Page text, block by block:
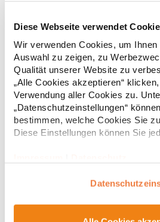
Diese Webseite verwendet
Wir verwenden Cookies, um
Auswahl zu zeigen, zu
Qualität unserer Website zu
„Alle Cookies akzeptieren“
Verwendung aller Cookies zu.
„Datenschutzeinstellungen“
bestimmen, welche Cookies Sie
Diese Einstellungen können Sie
Tailliertes Kurzarm-Poloshirt für
Baumwolle Kragen und Ärmelbündchen aus 1x1-Rippe
Knopfleiste mit zwei Knöpfen Verstärkte Nahtabdeckung am
Kragen Seitenschlitze am Saum Herausreißbares
LabelPfegehinweis: 40 °C
210 g/m²Materialzusammensetzung:
Grey: 85% Baumwolle / 15%
Spanien E-Mail: info@gorfactory.es
* Preise inkl. gesetzlicher Mwst. +